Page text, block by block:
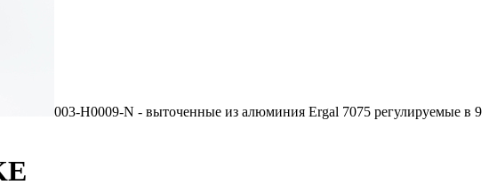
003-H0009-N - выточенные из алюминия Ergal 7075 регулируемые в 9